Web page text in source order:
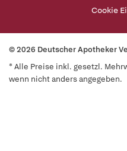
Cookie
© 2026 Deutscher Apotheker
* Alle Preise inkl. gesetzl.
wenn nicht anders angegeben.